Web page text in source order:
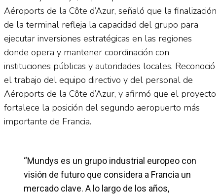
Aéroports de la Côte d’Azur, señaló que la finalización
de la terminal refleja la capacidad del grupo para
ejecutar inversiones estratégicas en las regiones
donde opera y mantener coordinación con
instituciones públicas y autoridades locales. Reconoció
el trabajo del equipo directivo y del personal de
Aéroports de la Côte d’Azur, y afirmó que el proyecto
fortalece la posición del segundo aeropuerto más
importante de Francia.
“Mundys es un grupo industrial europeo con
visión de futuro que considera a Francia un
mercado clave. A lo largo de los años,